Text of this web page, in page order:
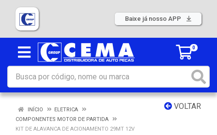
Baixe já nosso APP
0
VOLTAR
INÍCIO
ELETRICA
COMPONENTES MOTOR DE PARTIDA
KIT DE ALAVANCA DE ACIONAMENTO 29MT 12V